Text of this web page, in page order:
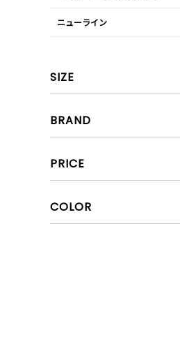
ニューライン
SIZE
BRAND
PRICE
COLOR